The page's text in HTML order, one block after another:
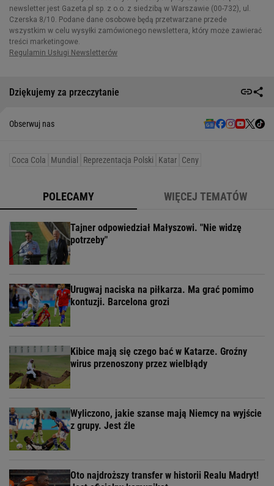
Dziękujemy za przeczytanie
Obserwuj nas
Coca Cola Mundial Reprezentacja Polski Katar Ceny
POLECAMY WIĘCEJ TEMATÓW
Tajner odpowiedział Małyszowi. "Nie widzę
potrzeby"
Urugwaj naciska na piłkarza. Ma grać pomimo
kontuzji. Barcelona grozi
Kibice mają się czego bać w Katarze. Groźny
wirus przenoszony przez wielbłądy
Wyliczono, jakie szanse mają Niemcy na wyjście
z grupy. Jest źle
Oto najdroższy transfer w historii Realu Madryt!